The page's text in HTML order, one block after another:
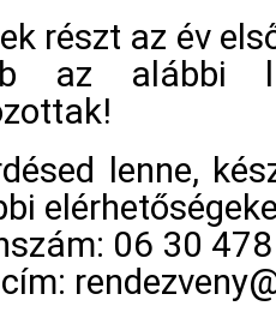
részt az év
az alábbi
lenne,
06 30